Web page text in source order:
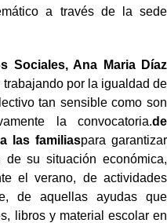
a través de la sede
Sociales, Ana Maria Díaz
por la igualdad de
tan sensible como son
la convocatoria.de
las familiaspara garantizar
su situación económica,
el verano, de actividades
de aquellas ayudas que
libros y material escolar en